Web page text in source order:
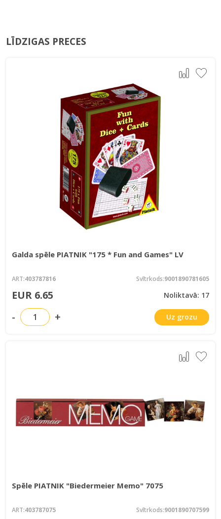
LĪDZIGAS PRECES
Galda spēle PIATNIK "175 * Fun and Games" LV
ART:403787816 Svītrkods:9001890781605
EUR 6.65 Noliktavā: 17
- + Uz grozu
Spēle PIATNIK "Biedermeier Memo" 7075
ART:403787075 Svītrkods:9001890707599